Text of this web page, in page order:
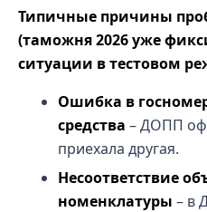
Типичные причины
(таможня 2026 уже
ситуации в тестовом
Ошибка в
средства – ДОПП
приехала другая.
Несоответствие
номенклатуры – в